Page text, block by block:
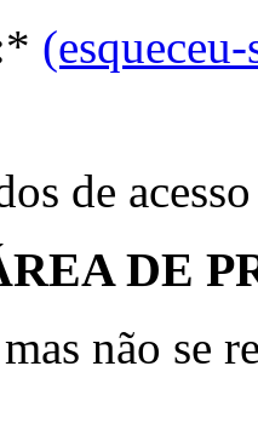
(esqueceu-
de
DE
não se